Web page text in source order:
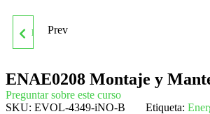
ENAE0111 OPERACIONES
MONTAJE Y
Prev
ENAE0208 Montaje y
Preguntar sobre este curso
SKU: EVOL-4349-iNO-B Etiqueta: